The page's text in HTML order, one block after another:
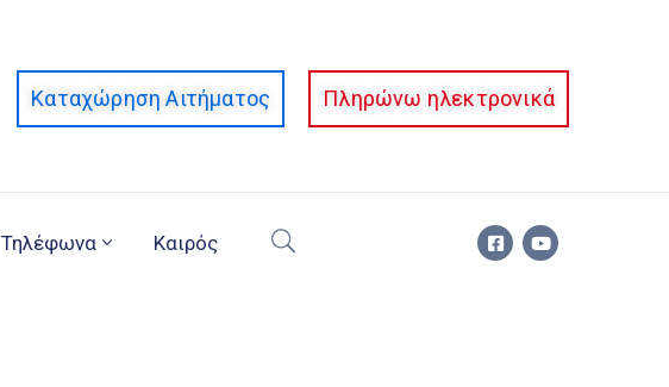
Καταχώρηση Αιτήματος Πληρώνω ηλεκτρονικά
Τηλέφωνα Καιρός